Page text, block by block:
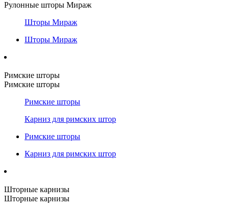
Рулонные шторы Мираж
Шторы Мираж
Шторы Мираж
Римские шторы
Римские шторы
Римские шторы
Карниз для римских штор
Римские шторы
Карниз для римских штор
Шторные карнизы
Шторные карнизы